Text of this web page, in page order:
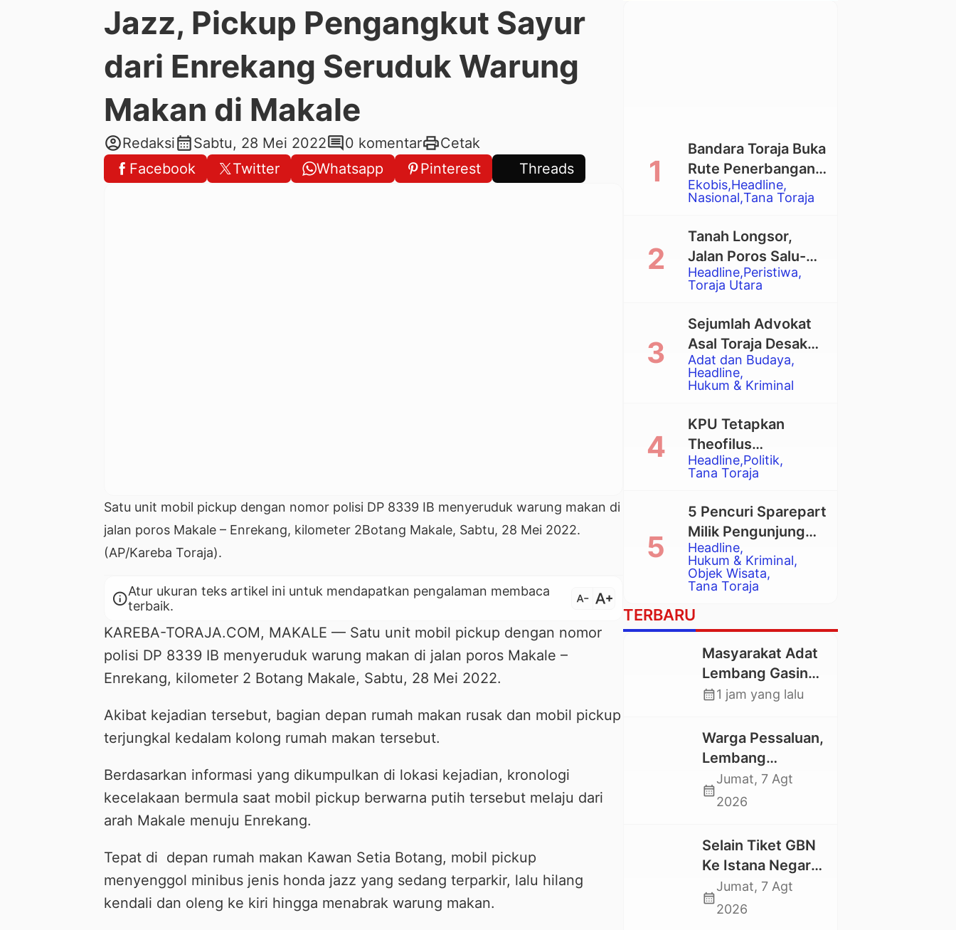
Jazz, Pickup Pengangkut Sayur
dari Enrekang Seruduk Warung
Makan di Makale
account_circleRedaksicalendar_monthSabtu, 28 Mei 2022comment0 komentarprintCetak
Facebook
Twitter Whatsapp Pinterest Threads
Satu unit mobil pickup dengan nomor polisi DP 8339 IB menyeruduk warung makan di
jalan poros Makale – Enrekang, kilometer 2Botang Makale, Sabtu, 28 Mei 2022.
(AP/Kareba Toraja).
infoAtur ukuran teks artikel ini untuk mendapatkan pengalaman membaca
terbaik.
text_decrease text_increase
KAREBA-TORAJA.COM, MAKALE — Satu unit mobil pickup dengan nomor
polisi DP 8339 IB menyeruduk warung makan di jalan poros Makale –
Enrekang, kilometer 2 Botang Makale, Sabtu, 28 Mei 2022.
Akibat kejadian tersebut, bagian depan rumah makan rusak dan mobil pickup
terjungkal kedalam kolong rumah makan tersebut.
Berdasarkan informasi yang dikumpulkan di lokasi kejadian, kronologi
kecelakaan bermula saat mobil pickup berwarna putih tersebut melaju dari
arah Makale menuju Enrekang.
Tepat di depan rumah makan Kawan Setia Botang, mobil pickup
menyenggol minibus jenis honda jazz yang sedang terparkir, lalu hilang
kendali dan oleng ke kiri hingga menabrak warung makan.
Ekobis Headline
Nasional Tana Toraja
Bandara Toraja Buka
Rute Penerbangan
Langsung Toraja-
Balikpapan
Headline Peristiwa
Toraja Utara
Tanah Longsor,
Jalan Poros Salu-
Dende’ Tertutup
Total
Adat dan Budaya
Headline
Hukum & Kriminal
Sejumlah Advokat
Asal Toraja Desak
Mahkamah Agung
Larang Penggunaan
Eksekusi Rumah
Adat Tongkonan
Headline Politik
Tana Toraja
KPU Tetapkan
Theofilus
Allorerung dan
Zadrak Tombe
sebagai Bupati dan
Wakil Bupati Tana
Toraja Terpilih
Headline
Hukum & Kriminal
Objek Wisata
Tana Toraja
5 Pencuri Sparepart
Milik Pengunjung
Objek Wisata
Pango-Pango
Ditangkap Polisi
TERBARU
Masyarakat Adat
Lembang Gasing
Mengkendek Usir
yang Rusak
Kawasan Hutan
calendar_month1 jam yang lalu
Warga Pessaluan,
Lembang
Gandangbatu
Swadaya Cor
calendar_month
Jumat, 7 Agt
2026
Selain Tiket GBN
Ke Istana Negara,
Mahasiswa UKI
Toraja Oktavia
calendar_month
Jumat, 7 Agt
2026